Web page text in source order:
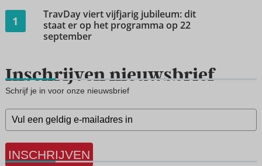
1
TravDay viert vijfjarig jubileum: dit
staat er op het programma op 22
september
Inschrijven nieuwsbrief
Schrijf je in voor onze nieuwsbrief
INSCHRIJVEN